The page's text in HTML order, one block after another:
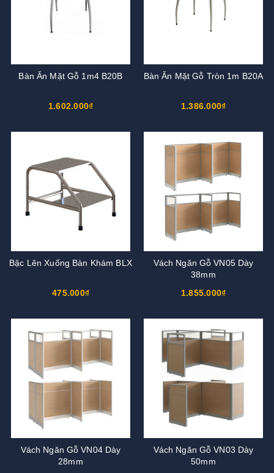
Bàn Ăn Mặt Gỗ 1m4 B20B
1.602.000₫
Bàn Ăn Mặt Gỗ Tròn 1m B20A
1.386.000₫
Bậc Lên Xuống Bàn Khám BLX
475.000₫
Vách Ngăn Gỗ VN05 Dày
38mm
1.855.000₫
Vách Ngăn Gỗ VN04 Dày
28mm
Vách Ngăn Gỗ VN03 Dày
50mm